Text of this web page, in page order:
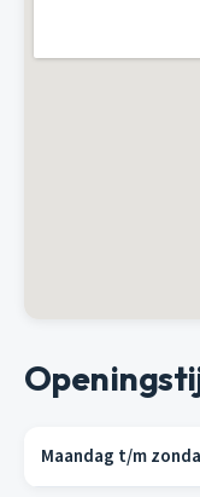
Maandag t/m